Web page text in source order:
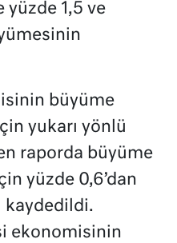
yüzde 1,5 ve
büyüme
yukarı yönlü
raporda büyüme
yüzde 0,6’dan
kaydedildi.
ekonomisinin